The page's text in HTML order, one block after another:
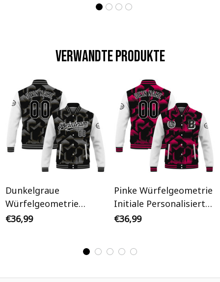
Verwandte Produkte
Dunkelgraue
Würfelgeometrie
Weißer Ärmel
€36,99
Pinke Würfelgeometrie
Initiale Personalisiertes
Varsity College Jacke
€36,99